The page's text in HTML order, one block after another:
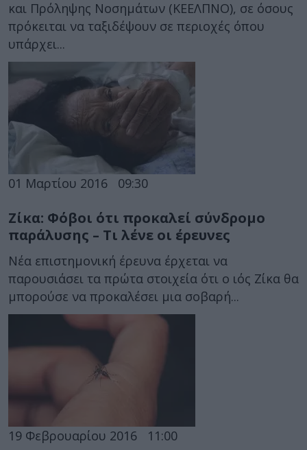
και Πρόληψης Νοσημάτων (ΚΕΕΛΠΝΟ), σε όσους
πρόκειται να ταξιδέψουν σε περιοχές όπου
υπάρχει...
01 Μαρτίου 2016 09:30
Ζίκα: Φόβοι ότι προκαλεί σύνδρομο
παράλυσης – Τι λένε οι έρευνες
Νέα επιστημονική έρευνα έρχεται να
παρουσιάσει τα πρώτα στοιχεία ότι ο ιός Ζίκα θα
μπορούσε να προκαλέσει μια σοβαρή...
19 Φεβρουαρίου 2016 11:00